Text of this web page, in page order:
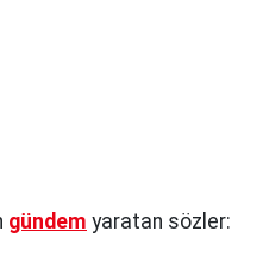
gündem yaratan sözler: